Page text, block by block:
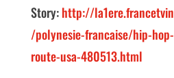
Story:http://
/polynesie-francaise/hip-
route-usa-480513.html